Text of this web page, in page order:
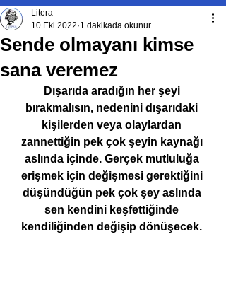
Sende olmayanı kimse
sana veremez
Litera
10 Eki 2022 1 dakikada okunur
Dışarıda aradığın her şeyi
bırakmalısın, nedenini dışarıdaki
kişilerden veya olaylardan
zannettiğin pek çok şeyin kaynağı
aslında içinde. Gerçek mutluluğa
erişmek için değişmesi gerektiğini
düşündüğün pek çok şey aslında
sen kendini keşfettiğinde
kendiliğinden değişip dönüşecek.